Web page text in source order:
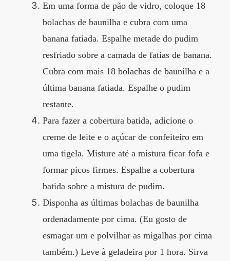
Em uma forma de pão de vidro, coloque 18
bolachas de baunilha e cubra com uma
banana fatiada. Espalhe metade do pudim
resfriado sobre a camada de fatias de banana.
Cubra com mais 18 bolachas de baunilha e a
última banana fatiada. Espalhe o pudim
restante.
Para fazer a cobertura batida, adicione o
creme de leite e o açúcar de confeiteiro em
uma tigela. Misture até a mistura ficar fofa e
formar picos firmes. Espalhe a cobertura
batida sobre a mistura de pudim.
Disponha as últimas bolachas de baunilha
ordenadamente por cima. (Eu gosto de
esmagar um e polvilhar as migalhas por cima
também.) Leve à geladeira por 1 hora. Sirva